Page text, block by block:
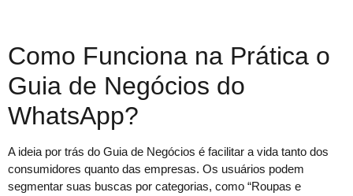
Como Funciona na Prática o
Guia de Negócios do
WhatsApp?
A ideia por trás do Guia de Negócios é facilitar a vida tanto dos
consumidores quanto das empresas. Os usuários podem
segmentar suas buscas por categorias, como “Roupas e